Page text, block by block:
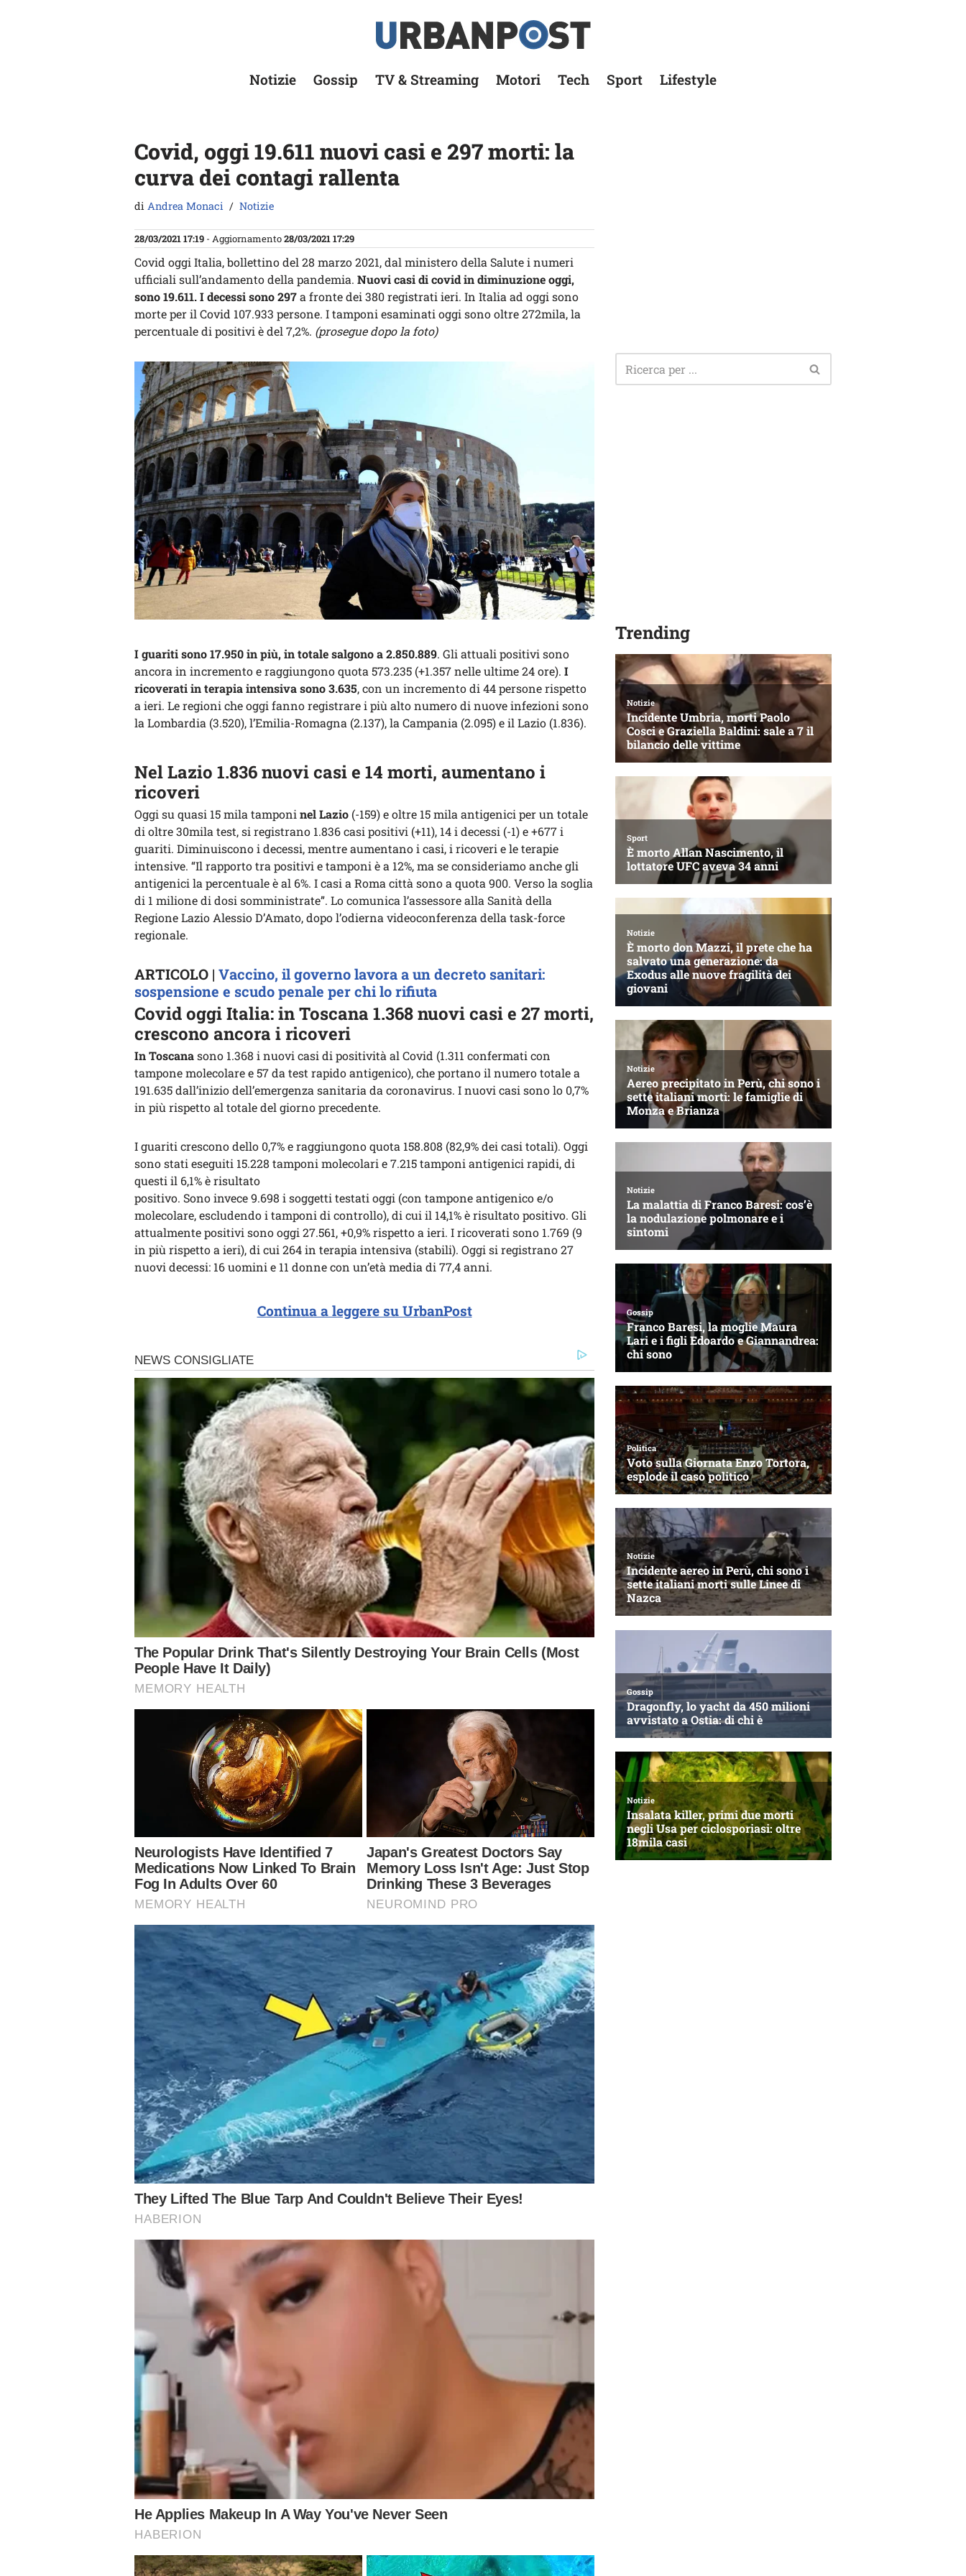
Notizie Gossip TV & Streaming Motori Tech Sport Lifestyle
Covid, oggi 19.611 nuovi casi e 297 morti: la
curva dei contagi rallenta
di Andrea Monaci Notizie
28/03/2021 17:19 - Aggiornamento28/03/2021 17:29
Covid oggi Italia, bollettino del 28 marzo 2021, dal ministero della Salute i numeri
ufficiali sull’andamento della pandemia. Nuovi casi di covid in diminuzione oggi,
sono 19.611. I decessi sono 297a fronte dei 380 registrati ieri. In Italia ad oggi sono
morte per il Covid 107.933 persone. I tamponi esaminati oggi sono oltre 272mila, la
percentuale di positivi è del 7,2%. (prosegue dopo la foto)
I guariti sono 17.950 in più, in totale salgono a 2.850.889. Gli attuali positivi sono
ancora in incremento e raggiungono quota 573.235 (+1.357 nelle ultime 24 ore). I
ricoverati in terapia intensiva sono 3.635, con un incremento di 44 persone rispetto
a ieri. Le regioni che oggi fanno registrare i più alto numero di nuove infezioni sono
la Lombardia (3.520), l’Emilia-Romagna (2.137), la Campania (2.095) e il Lazio (1.836).
Nel Lazio 1.836 nuovi casi e 14 morti, aumentano i
ricoveri
Oggi su quasi 15 mila tamponinel Lazio (-159) e oltre 15 mila antigenici per un totale
di oltre 30mila test, si registrano 1.836 casi positivi (+11), 14 i decessi (-1) e +677 i
guariti. Diminuiscono i decessi, mentre aumentano i casi, i ricoveri e le terapie
intensive. “Il rapporto tra positivi e tamponi è a 12%, ma se consideriamo anche gli
antigenici la percentuale è al 6%. I casi a Roma città sono a quota 900. Verso la soglia
di 1 milione di dosi somministrate”. Lo comunica l’assessore alla Sanità della
Regione Lazio Alessio D’Amato, dopo l’odierna videoconferenza della task-force
regionale.
ARTICOLO | Vaccino, il governo lavora a un decreto sanitari:
sospensione e scudo penale per chi lo rifiuta
Covid oggi Italia: in Toscana 1.368 nuovi casi e 27 morti,
crescono ancora i ricoveri
In Toscanasono 1.368 i nuovi casi di positività al Covid (1.311 confermati con
tampone molecolare e 57 da test rapido antigenico), che portano il numero totale a
191.635 dall’inizio dell’emergenza sanitaria da coronavirus. I nuovi casi sono lo 0,7%
in più rispetto al totale del giorno precedente.
I guariti crescono dello 0,7% e raggiungono quota 158.808 (82,9% dei casi totali). Oggi
sono stati eseguiti 15.228 tamponi molecolari e 7.215 tamponi antigenici rapidi, di
questi il 6,1% è risultato
positivo. Sono invece 9.698 i soggetti testati oggi (con tampone antigenico e/o
molecolare, escludendo i tamponi di controllo), di cui il 14,1% è risultato positivo. Gli
attualmente positivi sono oggi 27.561, +0,9% rispetto a ieri. I ricoverati sono 1.769 (9
in più rispetto a ieri), di cui 264 in terapia intensiva (stabili). Oggi si registrano 27
nuovi decessi: 16 uomini e 11 donne con un’età media di 77,4 anni.
Continua a leggere su UrbanPost
Trending